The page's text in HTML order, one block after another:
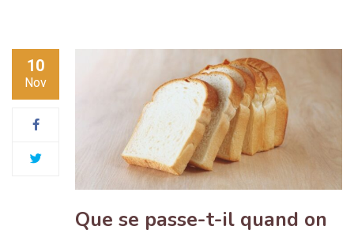
10
Nov
Que se passe-t-il quand on